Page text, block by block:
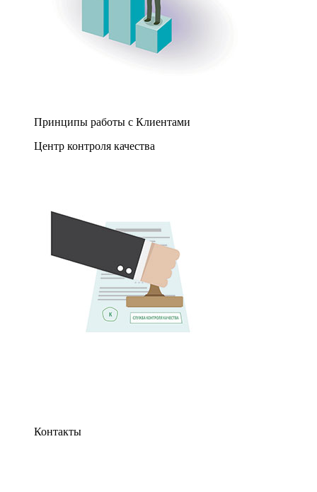
Принципы работы с Клиентами
Центр контроля качества
Контакты